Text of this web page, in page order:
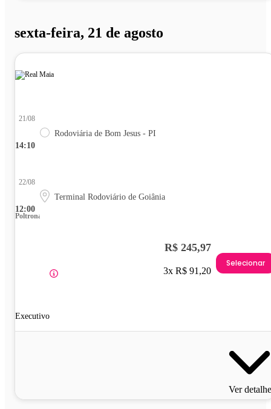
sexta-feira, 21 de agosto
14:10
21/08
Rodoviária de Bom Jesus - PI
12:00
22/08
Terminal Rodoviário de Goiânia
Poltrona
Executivo
R$ 245,97
3x R$ 91,20
Selecionar
Ver